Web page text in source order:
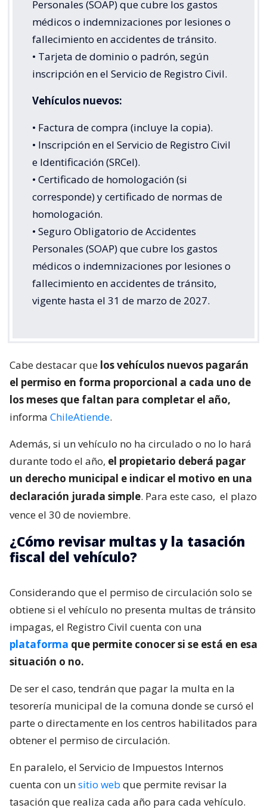
Personales (SOAP) que cubre los gastos
médicos o indemnizaciones por lesiones o
fallecimiento en accidentes de tránsito.
• Tarjeta de dominio o padrón, según
inscripción en el Servicio de Registro Civil.
Vehículos nuevos:
• Factura de compra (incluye la copia).
• Inscripción en el Servicio de Registro Civil
e Identificación (SRCeI).
• Certificado de homologación (si
corresponde) y certificado de normas de
homologación.
• Seguro Obligatorio de Accidentes
Personales (SOAP) que cubre los gastos
médicos o indemnizaciones por lesiones o
fallecimiento en accidentes de tránsito,
vigente hasta el 31 de marzo de 2027.
Cabe destacar que los vehículos nuevos pagarán
el permiso en forma proporcional a cada uno de
los meses que faltan para completar el año,
informa ChileAtiende.
Además, si un vehículo no ha circulado o no lo hará
durante todo el año, el propietario deberá pagar
un derecho municipal e indicar el motivo en una
declaración jurada simple. Para este caso, el plazo
vence el 30 de noviembre.
¿Cómo revisar multas y la tasación
fiscal del vehículo?
Considerando que el permiso de circulación solo se
obtiene si el vehículo no presenta multas de tránsito
impagas, el Registro Civil cuenta con una
plataforma que permite conocer si se está en esa
situación o no.
De ser el caso, tendrán que pagar la multa en la
tesorería municipal de la comuna donde se cursó el
parte o directamente en los centros habilitados para
obtener el permiso de circulación.
En paralelo, el Servicio de Impuestos Internos
cuenta con unsitio web que permite revisar la
tasación que realiza cada año para cada vehículo.